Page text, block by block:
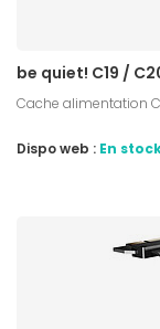
be quiet! C19 /
Cache alimentation
Dispo web : En